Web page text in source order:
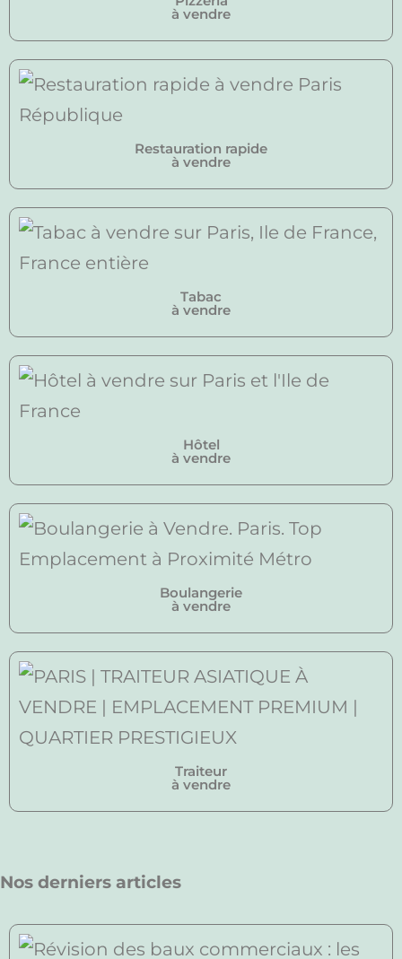
à vendre
Restauration rapide
à vendre
Tabac
à vendre
Hôtel
à vendre
Boulangerie
à vendre
Traiteur
à vendre
Nos derniers articles